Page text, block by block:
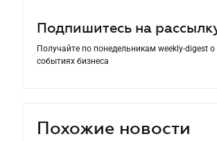
Подпишитесь на
Получайте по понедельникам weekly-digest
событиях бизнеса
Похожие новости